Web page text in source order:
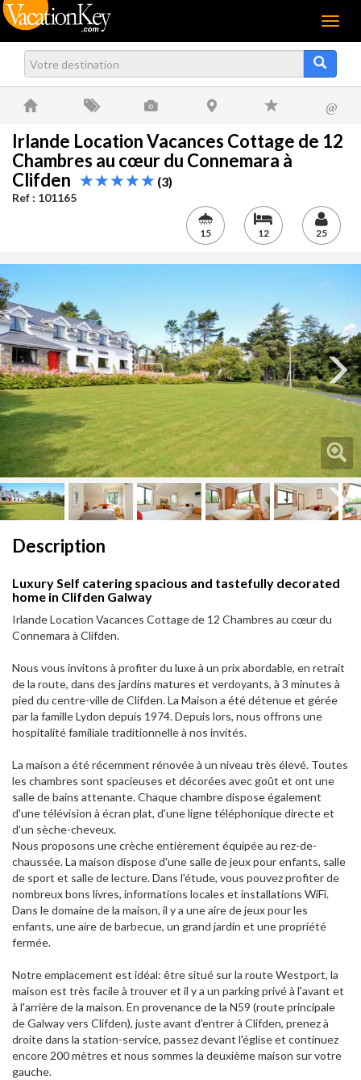
Menu
@
Irlande Location Vacances Cottage de 12
Chambres au cœur du Connemara à
Clifden
(3)
Ref : 101165
15 12 25
Next
Description
Luxury Self catering spacious and tastefully decorated
home in Clifden Galway
Irlande Location Vacances Cottage de 12 Chambres au cœur du
Connemara à Clifden.
Nous vous invitons à profiter du luxe à un prix abordable, en retrait
de la route, dans des jardins matures et verdoyants, à 3 minutes à
pied du centre-ville de Clifden. La Maison a été détenue et gérée
par la famille Lydon depuis 1974. Depuis lors, nous offrons une
hospitalité familiale traditionnelle à nos invités.
La maison a été récemment rénovée à un niveau très élevé. Toutes
les chambres sont spacieuses et décorées avec goût et ont une
salle de bains attenante. Chaque chambre dispose également
d'une télévision à écran plat, d'une ligne téléphonique directe et
d'un sèche-cheveux.
Nous proposons une crèche entièrement équipée au rez-de-
chaussée. La maison dispose d'une salle de jeux pour enfants, salle
de sport et salle de lecture. Dans l'étude, vous pouvez profiter de
nombreux bons livres, informations locales et installations WiFi.
Dans le domaine de la maison, il y a une aire de jeux pour les
enfants, une aire de barbecue, un grand jardin et une propriété
fermée.
Notre emplacement est idéal: être situé sur la route Westport, la
maison est très facile à trouver et il y a un parking privé à l'avant et
à l'arrière de la maison. En provenance de la N59 (route principale
de Galway vers Clifden), juste avant d'entrer à Clifden, prenez à
droite dans la station-service, passez devant l'église et continuez
encore 200 mètres et nous sommes la deuxième maison sur votre
gauche.